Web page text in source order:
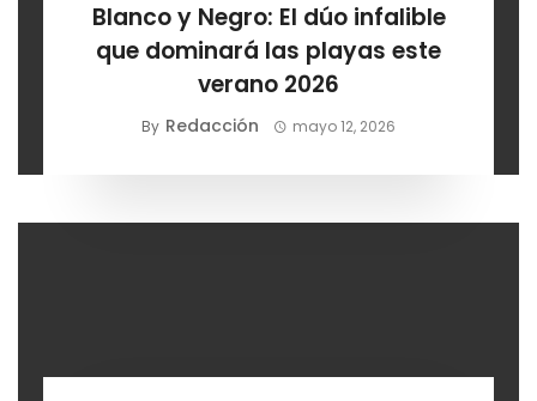
Blanco y Negro: El dúo infalible
que dominará las playas este
verano 2026
By Redacción mayo 12, 2026